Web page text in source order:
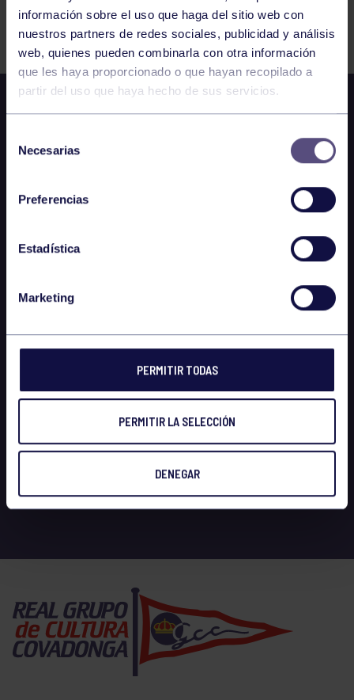
información sobre el uso que haga del sitio web con
nuestros partners de redes sociales, publicidad y análisis
web, quienes pueden combinarla con otra información
que les haya proporcionado o que hayan recopilado a
partir del uso que haya hecho de sus servicios.
Necesarias
Preferencias
Estadística
Marketing
PERMITIR TODAS
PERMITIR LA SELECCIÓN
DENEGAR
FILTRAR